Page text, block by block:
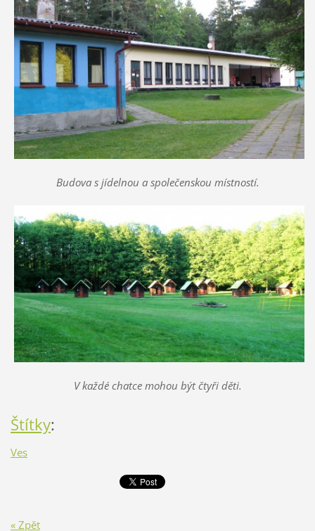
Budova s jídelnou a společenskou místností.
V každé chatce mohou být čtyři děti.
Štítky:
Ves
« Zpět